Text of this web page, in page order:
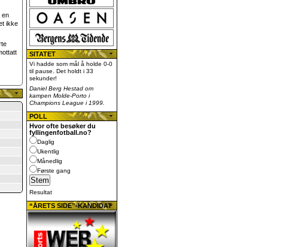
en
ikke
SITATET
Vi hadde som mål å holde 0-0
til pause. Det holdt i 33
sekunder!
Daniel Berg Hestad om
kampen Molde-Porto i
Champions League i 1999.
POLL
Hvor ofte besøker du
fyllingenfotball.no?
Daglig
Ukentlig
Månedlig
Første gang
Resultat
“ÅRETS SIDE”-KANDIDAT